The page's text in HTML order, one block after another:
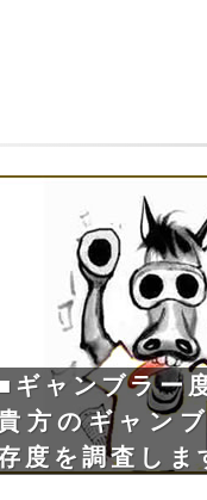
ギャンブラー
方のギャン
度を調査しま